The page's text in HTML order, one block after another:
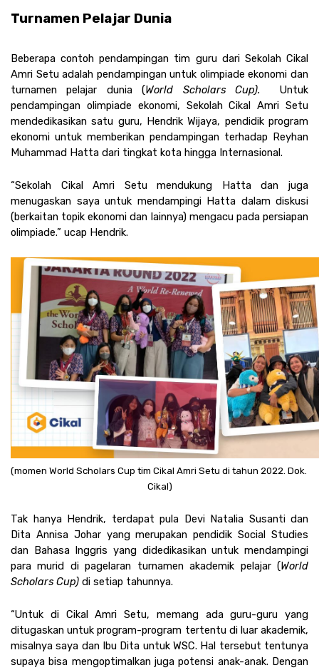
Turnamen Pelajar Dunia
Beberapa contoh pendampingan tim guru dari Sekolah Cikal
Amri Setu adalah pendampingan untuk olimpiade ekonomi dan
turnamen pelajar dunia (World Scholars Cup).
Untuk
pendampingan olimpiade ekonomi, Sekolah Cikal Amri Setu
mendedikasikan satu guru, Hendrik Wijaya, pendidik program
ekonomi untuk memberikan pendampingan terhadap Reyhan
Muhammad Hatta dari tingkat kota hingga Internasional.
“Sekolah Cikal Amri Setu mendukung Hatta dan juga
menugaskan saya untuk mendampingi Hatta dalam diskusi
(berkaitan topik ekonomi dan lainnya) mengacu pada persiapan
olimpiade.” ucap Hendrik.
(momen World Scholars Cup tim Cikal Amri Setu di tahun 2022. Dok.
Cikal)
Tak hanya Hendrik, terdapat pula Devi Natalia Susanti dan
Dita Annisa Johar yang merupakan pendidik Social Studies
dan Bahasa Inggris yang didedikasikan untuk mendampingi
para murid di pagelaran turnamen akademik pelajar (World
Scholars Cup) di setiap tahunnya.
“Untuk di Cikal Amri Setu, memang ada guru-guru yang
ditugaskan untuk program-program tertentu di luar akademik,
misalnya saya dan Ibu Dita untuk WSC. Hal tersebut tentunya
supaya bisa mengoptimalkan juga potensi anak-anak. Dengan